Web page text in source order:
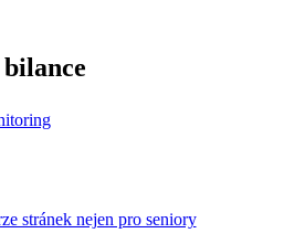
stránek nejen pro seniory